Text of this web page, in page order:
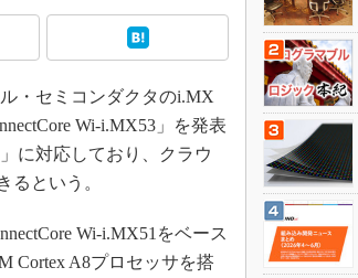
展
ト開発
ツール
タ
トリー4.0
・セミコンダクタのi.MX
Wi-i.MX53」を発表
に対応しており、クラウ
るという。
Wi-i.MX51をベース
Cortex A8プロセッサを搭